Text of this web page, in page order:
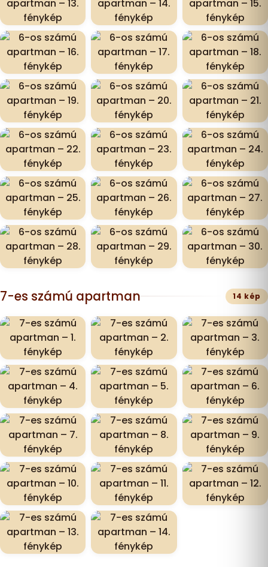
7-es számú apartman 14 kép